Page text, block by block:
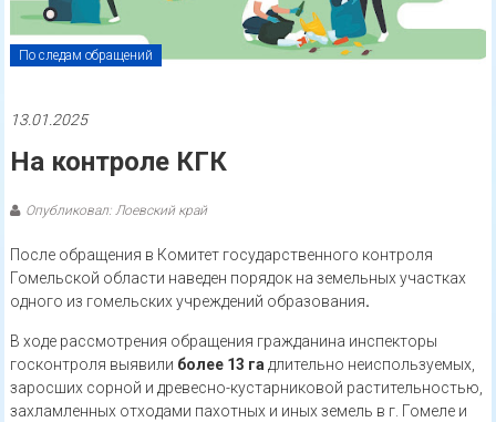
По следам обращений
13.01.2025
На контроле КГК
Опубликовал: Лоевский край
После обращения в Комитет государственного контроля
Гомельской области наведен порядок на земельных участках
одного из гомельских учреждений образования.
В ходе рассмотрения обращения гражданина инспекторы
госконтроля выявили более 13 га длительно неиспользуемых,
заросших сорной и древесно-кустарниковой растительностью,
захламленных отходами пахотных и иных земель в г. Гомеле и